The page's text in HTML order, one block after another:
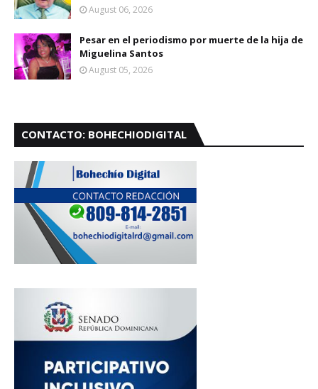
August 06, 2026
Pesar en el periodismo por muerte de la hija de
Miguelina Santos
August 05, 2026
CONTACTO: BOHECHIODIGITAL